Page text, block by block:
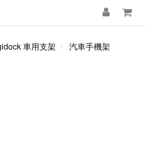
車用支架 汽車手機架